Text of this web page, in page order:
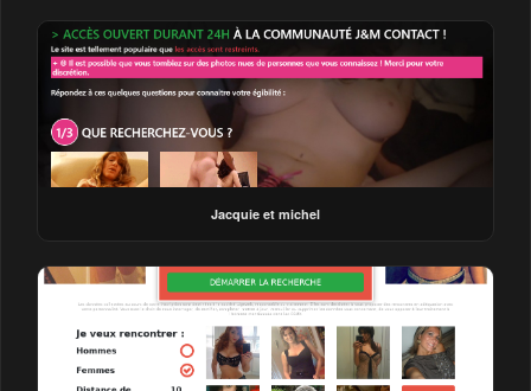
Jacquie et michel